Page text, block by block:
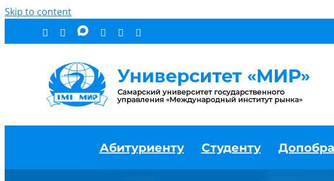
Skip to content
Абитуриенту Студенту